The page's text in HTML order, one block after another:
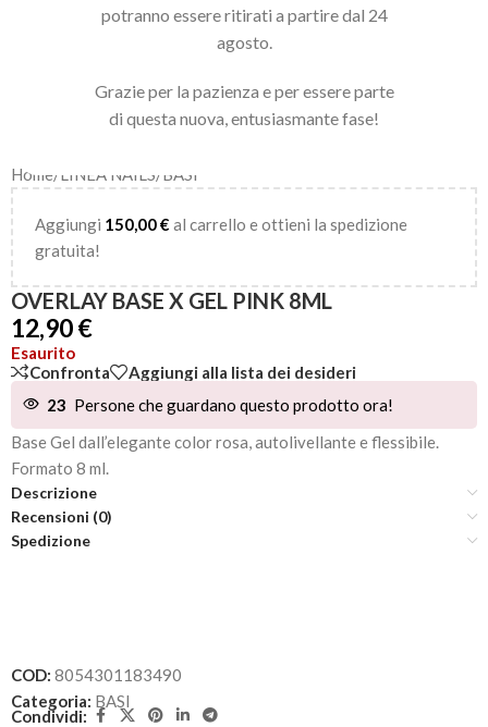
potranno essere ritirati a partire dal 24
agosto.
Grazie per la pazienza e per essere parte
di questa nuova, entusiasmante fase!
Home/ LINEA NAILS/ BASI
Aggiungi 150,00€ al carrello e ottieni la spedizione
gratuita!
OVERLAY BASE X GEL PINK 8ML
12,90€
Esaurito
Confronta
Aggiungi alla lista dei desideri
23 Persone che guardano questo prodotto ora!
Base Gel dall’elegante color rosa, autolivellante e flessibile.
Formato 8 ml.
Descrizione
Recensioni (0)
Spedizione
COD: 8054301183490
Categoria: BASI
Condividi: